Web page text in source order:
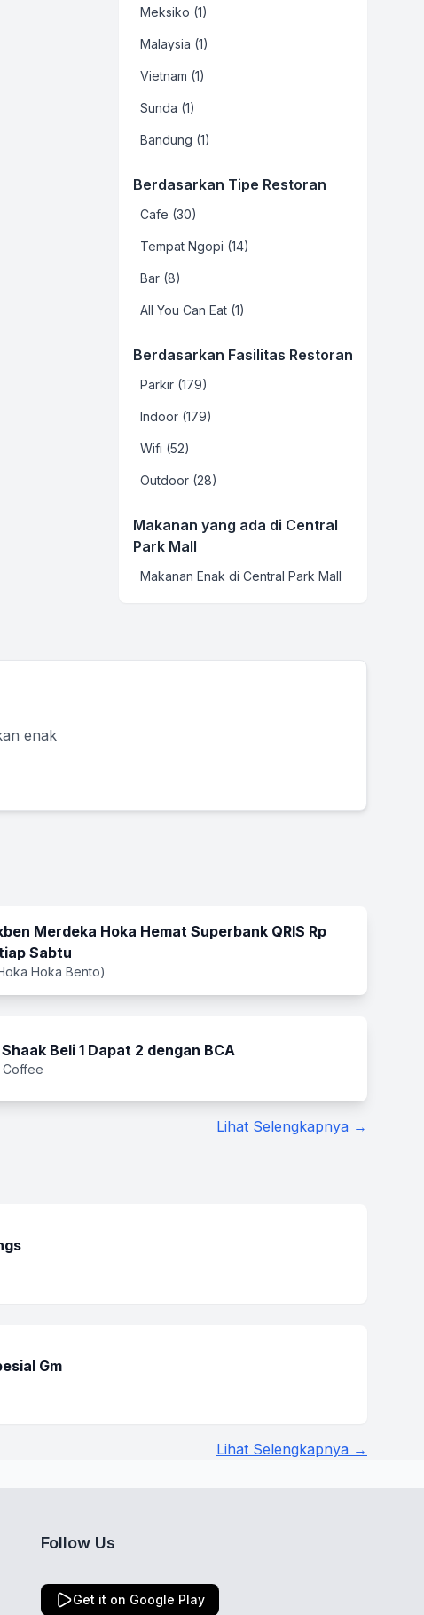
Meksiko (1)
Malaysia (1)
Vietnam (1)
Sunda (1)
Bandung (1)
Berdasarkan Tipe Restoran
Cafe (30)
Tempat Ngopi (14)
Bar (8)
All You Can Eat (1)
Berdasarkan Fasilitas Restoran
Parkir (179)
Indoor (179)
Wifi (52)
Outdoor (28)
Makanan yang ada di Central
Park Mall
Makanan Enak di Central Park Mall
enak
Merdeka Hoka Hemat Superbank QRIS Rp
Sabtu
Hoka Bento)
Beli 1 Dapat 2 dengan BCA
Coffee
Lihat Selengkapnya →
Gm
Lihat Selengkapnya →
Follow Us
Get it on Google Play